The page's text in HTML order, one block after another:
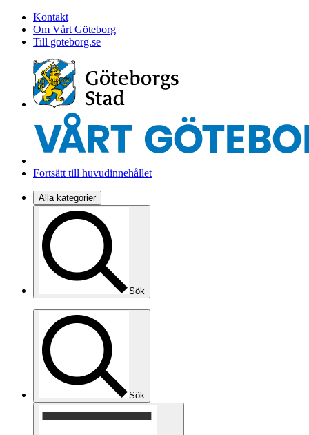
Kontakt
Om Vårt Göteborg
Till goteborg.se
Fortsätt till huvudinnehållet
Alla kategorier
Sök
Sök